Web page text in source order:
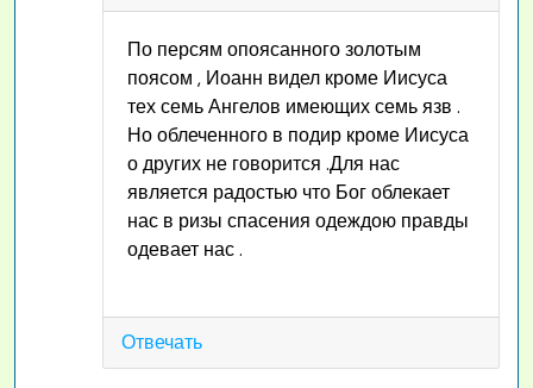
По персям опоясанного золотым
поясом , Иоанн видел кроме Иисуса
тех семь Ангелов имеющих семь язв .
Но облеченного в подир кроме Иисуса
о других не говорится .Для нас
является радостью что Бог облекает
нас в ризы спасения одеждою правды
одевает нас .
Отвечать